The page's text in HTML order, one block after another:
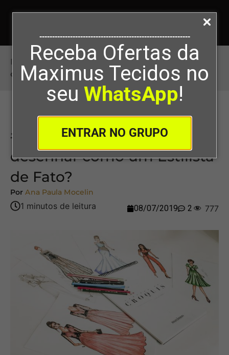
-----------------------------------------------------------
Receba Ofertas da
Maximus Tecidos no
seu WhatsApp!
ENTRAR NO GRUPO
Início>#40: Vale a pena aprender a desenhar
como um Estilista de Fato?
#40: Vale a pena aprender a
desenhar como um Estilista
de Fato?
Por Ana Paula Mocelin
08/07/2019 2 777